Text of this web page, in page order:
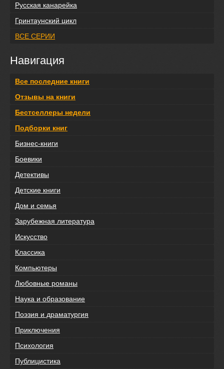
Русская канарейка
Гринтаунский цикл
ВСЕ СЕРИИ
Навигация
Все последние книги
Отзывы на книги
Бестселлеры недели
Подборки книг
Бизнес-книги
Боевики
Детективы
Детские книги
Дом и семья
Зарубежная литература
Искусство
Классика
Компьютеры
Любовные романы
Наука и образование
Поэзия и драматургия
Приключения
Психология
Публицистика